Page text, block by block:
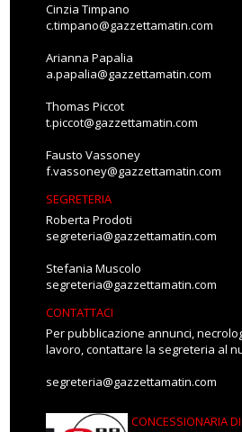
Cinzia Timpano
c.timpano@gazzettamatin.com
Arianna Papalia
a.papalia@gazzettamatin.com
Thomas Piccot
t.piccot@gazzettamatin.com
Fausto Vassoney
f.vassoney@gazzettamatin.com
SEGRETERIA
Roberta Prodoti
segreteria@gazzettamatin.com
Stefania Muscolo
segreteria@gazzettamatin.com
CONTATTACI
Per pubblicazione annunci,
lavoro, contattare la segreteria al
segreteria@gazzettamatin.com
CONCESSIONARIA